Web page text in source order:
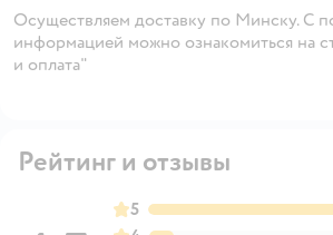
Осуществляем доставку по Минску. С
информацией можно ознакомиться на
и оплата"
Рейтинг и отзывы
5